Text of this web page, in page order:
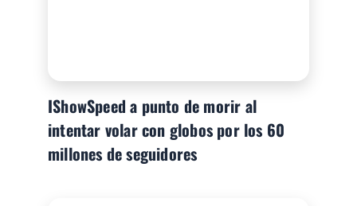
IShowSpeed a punto de morir al
intentar volar con globos por los 60
millones de seguidores